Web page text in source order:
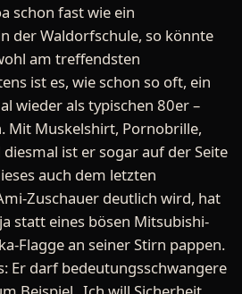
schon fast wie ein
der Waldorfschule, so könnte
am treffendsten
ist es, wie schon so oft, ein
wieder als typischen 80er –
Mit Muskelshirt, Pornobrille,
ist er sogar auf der Seite
auch dem letzten
Zuschauer deutlich wird, hat
statt eines bösen Mitsubishi-
Flagge an seiner Stirn pappen.
Er darf bedeutungsschwangere